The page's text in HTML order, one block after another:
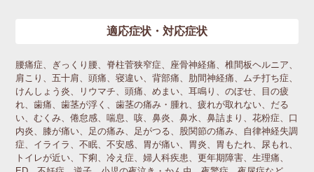
適応症状・対応症状
腰痛症、ぎっくり腰、脊柱菅狭窄症、座骨神経痛、椎間板ヘルニア、
肩こり、五十肩、頭痛、寝違い、背部痛、肋間神経痛、ムチ打ち症、
けんしょう炎、リウマチ、頭痛、めまい、耳鳴り、のぼせ、目の疲
れ、歯痛、歯茎が浮く、歯茎の痛み・腫れ、疲れが取れない、だる
い、むくみ、倦怠感、喘息、咳、鼻炎、鼻水、鼻詰まり、花粉症、口
内炎、膝が痛い、足の痛み、足がつる、股関節の痛み、自律神経失調
症、イライラ、不眠、不安感、胃が痛い、胃炎、胃もたれ、尿もれ、
トイレが近い、下痢、冷え症、婦人科疾患、更年期障害、生理痛、